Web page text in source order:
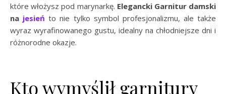
które włożysz pod marynarkę. Elegancki Garnitur damski
na jesień to nie tylko symbol profesjonalizmu, ale także
wyraz wyrafinowanego gustu, idealny na chłodniejsze dni i
różnorodne okazje.
Kto wymyślił garnitury